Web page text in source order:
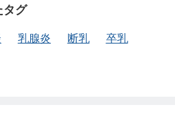
タグ
乳腺炎 断乳
卒乳